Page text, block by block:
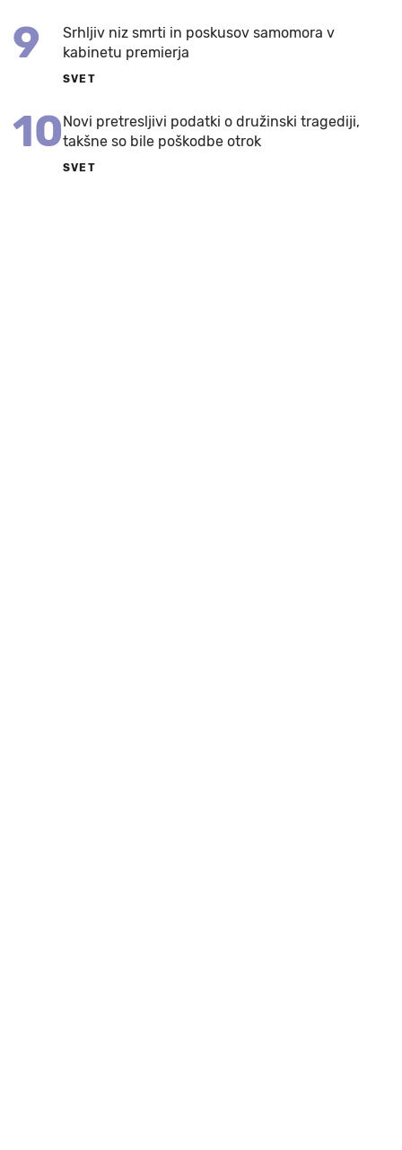
9
Srhljiv niz smrti in poskusov samomora v
kabinetu premierja
SVET
10Novi pretresljivi podatki o družinski tragediji,
takšne so bile poškodbe otrok
SVET